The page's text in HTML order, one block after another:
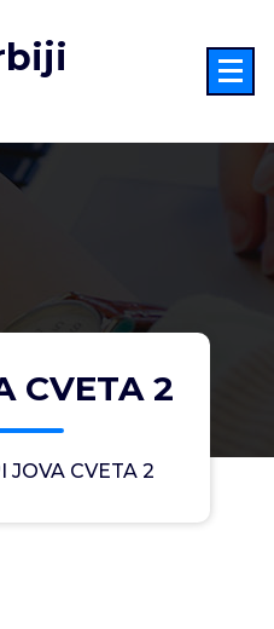
CVETA 2
JOVA CVETA 2